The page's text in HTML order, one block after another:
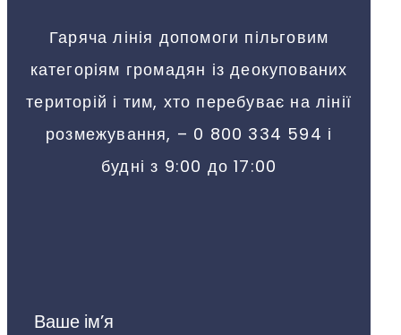
Гаряча лінія допомоги пільговим
категоріям громадян із деокупованих
територій і тим, хто перебуває на лінії
розмежування, – 0 800 334 594 і
будні з 9:00 до 17:00